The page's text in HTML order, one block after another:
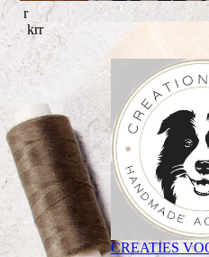
r
krr
CREATIES